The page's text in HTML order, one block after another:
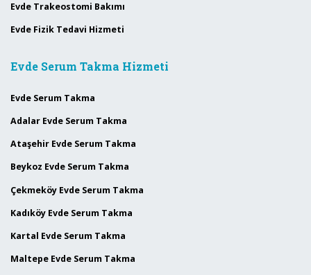
Evde Trakeostomi Bakımı
Evde Fizik Tedavi Hizmeti
Evde Serum Takma Hizmeti
Evde Serum Takma
Adalar Evde Serum Takma
Ataşehir Evde Serum Takma
Beykoz Evde Serum Takma
Çekmeköy Evde Serum Takma
Kadıköy Evde Serum Takma
Kartal Evde Serum Takma
Maltepe Evde Serum Takma